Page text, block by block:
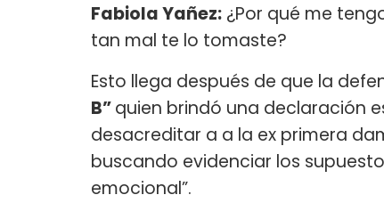
Fabiola Yañez: ¿Por qué me
tan mal te lo tomaste?
Esto llega después de que la
B”quien brindó una declaración
desacreditar a a la ex primera
buscando evidenciar los
emocional”.